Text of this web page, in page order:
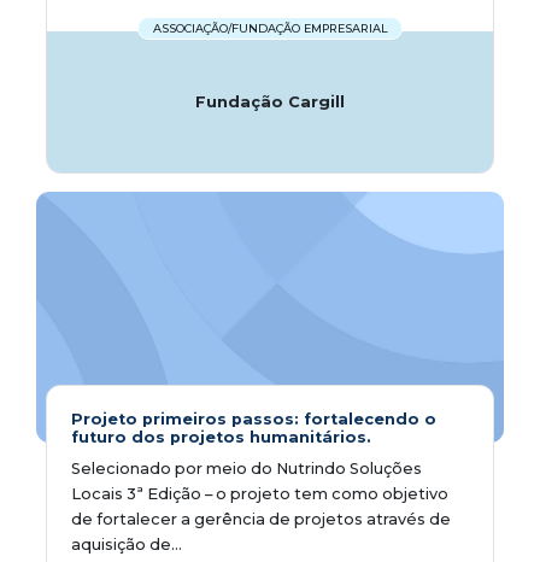
ASSOCIAÇÃO/FUNDAÇÃO EMPRESARIAL
Fundação Cargill
Projeto primeiros passos: fortalecendo o
futuro dos projetos humanitários.
Selecionado por meio do Nutrindo Soluções
Locais 3ª Edição – o projeto tem como objetivo
de fortalecer a gerência de projetos através de
aquisição de...